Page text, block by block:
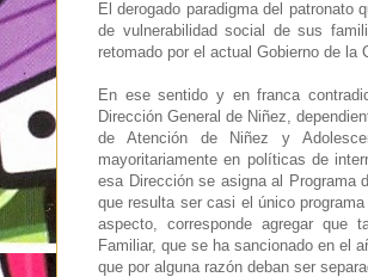
El derogado paradigma del patronato
de vulnerabilidad social de sus
retomado por el actual Gobierno de la
En ese sentido y en franca
Dirección General de Niñez,
de Atención de Niñez y
mayoritariamente en políticas de
esa Dirección se asigna al Programa
que resulta ser casi el único
aspecto, corresponde agregar que
Familiar, que se ha sancionado en el
que por alguna razón deban ser